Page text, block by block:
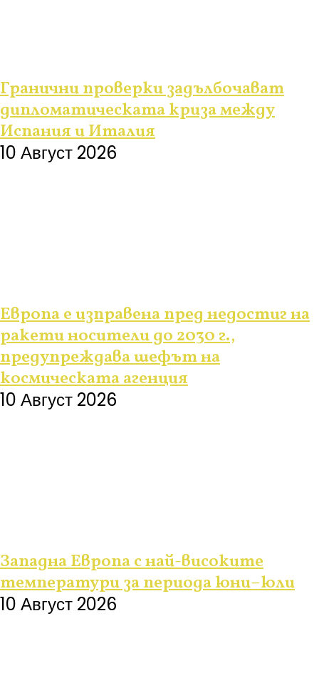
Гранични проверки задълбочават
дипломатическата криза между
Испания и Италия
10 Август 2026
Европа е изправена пред недостиг на
ракети носители до 2030 г.,
предупреждава шефът на
космическата агенция
10 Август 2026
Западна Европа с най-високите
температури за периода юни–юли
10 Август 2026